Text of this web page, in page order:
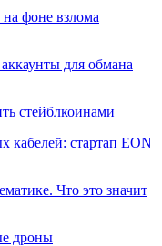
фоне взлома
для обмана
стейблкоинами
кабелей: стартап EON
Что это значит
дроны